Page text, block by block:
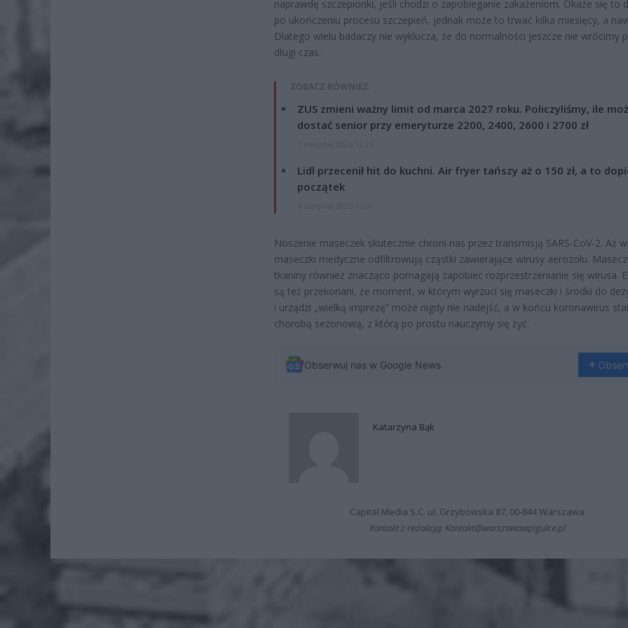
naprawdę szczepionki, jeśli chodzi o zapobieganie zakażeniom. Okaże się to
po ukończeniu procesu szczepień, jednak może to trwać kilka miesięcy, a
Dlatego wielu badaczy nie wyklucza, że do normalności jeszcze nie wrócimy
długi czas.
ZOBACZ RÓWNIEŻ:
ZUS zmieni ważny limit od marca 2027 roku. Policzyliśmy, ile
dostać senior przy emeryturze 2200, 2400, 2600 i 2700 zł
Lidl przecenił hit do kuchni. Air fryer tańszy aż o 150 zł, a to
początek
Noszenie maseczek skutecznie chroni nas przez transmisją SARS-CoV-2. Aż
maseczki medyczne odfiltrowują cząstki zawierające wirusy aerozolu.
tkaniny również znacząco pomagają zapobiec rozprzestrzenianie się wirusa.
są też przekonani, że moment, w którym wyrzuci się maseczki i środki do
i urządzi „wielką imprezę” może nigdy nie nadejść, a w końcu koronawirus
chorobą sezonową, z którą po prostu nauczymy się żyć.
Obserwuj nas w Google News
Katarzyna Bąk
Capital Media S.C. ul. Grzybowska 87, 00-844 Warszawa
Kontakt z redakcją: Kontakt@warszawawpigulce.pl